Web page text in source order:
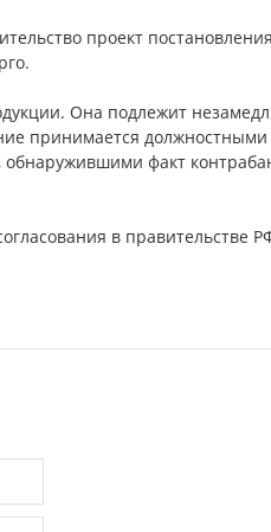
проект
Она подлежит
принимается
обнаружившими факт
в правительстве